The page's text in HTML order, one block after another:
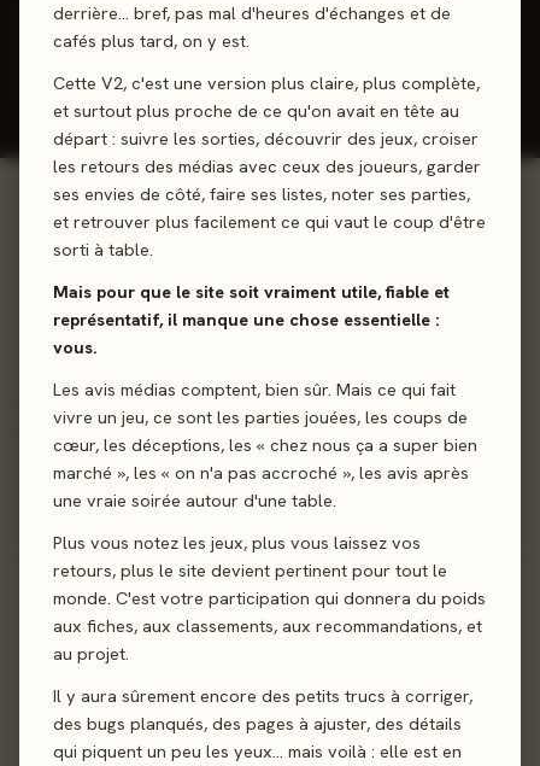
derrière… bref, pas mal d'heures d'échanges et de
cafés plus tard, on y est.
Cette V2, c'est une version plus claire, plus complète,
et surtout plus proche de ce qu'on avait en tête au
départ : suivre les sorties, découvrir des jeux, croiser
les retours des médias avec ceux des joueurs, garder
ses envies de côté, faire ses listes, noter ses parties,
et retrouver plus facilement ce qui vaut le coup d'être
sorti à table.
Mais pour que le site soit vraiment utile, fiable et
représentatif, il manque une chose essentielle :
vous.
Les avis médias comptent, bien sûr. Mais ce qui fait
vivre un jeu, ce sont les parties jouées, les coups de
cœur, les déceptions, les « chez nous ça a super bien
marché », les « on n'a pas accroché », les avis après
une vraie soirée autour d'une table.
Plus vous notez les jeux, plus vous laissez vos
retours, plus le site devient pertinent pour tout le
monde. C'est votre participation qui donnera du poids
aux fiches, aux classements, aux recommandations, et
au projet.
Il y aura sûrement encore des petits trucs à corriger,
des bugs planqués, des pages à ajuster, des détails
qui piquent un peu les yeux… mais voilà : elle est en
J'ai joué Envie de jouer Wishlist
Donner mon avis
01 - LE JEU
un Équipier ou un Glouton. Les Équipiers tenteront de
remplir le panier de l’équipage pendant que les Gloutons
berner le reste de l'équipage. Mais méfiez-vous ! Le temps
presse et des innocents risqueraient de se faire éliminer...
Déduction Rôles Cachés
Sortie 28 août 2026
Auteur Jean-Xia Chou
Illustration Laura Bazzoni· Quentin Eung
Éditeur Savana